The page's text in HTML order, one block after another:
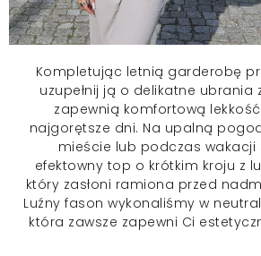
Kompletując letnią garderobę
uzupełnij ją o delikatne ubrania
zapewnią komfortową
najgorętsze dni. Na upalną
mieście lub podczas wakacji
efektowny top o krótkim kroju z
który zasłoni ramiona przed
Luźny fason wykonaliśmy w
która zawsze zapewni Ci